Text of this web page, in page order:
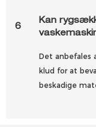
6
Kan
Det anbefales
klud for at
beskadige